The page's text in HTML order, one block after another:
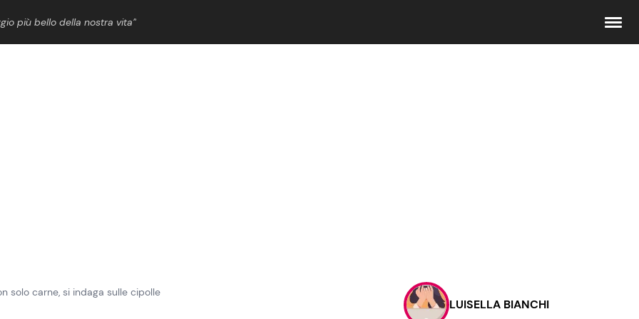
più bello della nostra vita”
Contattaci
Pubblicità
solo carne, si indaga sulle cipolle
LUISELLA BIANCHI